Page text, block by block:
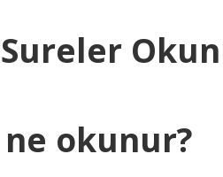
okunur?